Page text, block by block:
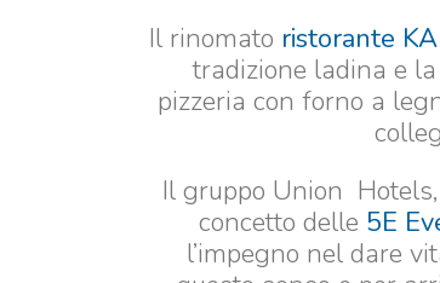
Il rinomato ristorante
tradizione ladina e
pizzeria con forno a
Il gruppo Union
concetto delle 5E
l’impegno nel dare